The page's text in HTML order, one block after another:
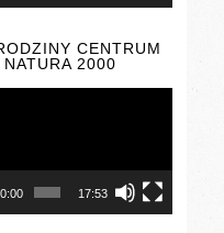
CENTRUM
NATURA 2000
17:53